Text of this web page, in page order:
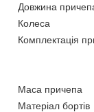
Довжина
Колеса
Комплектація
Маса причепа
Матеріал бортів